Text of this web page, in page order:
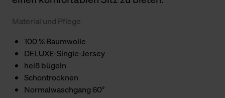
Material und Pflege
100 % Baumwolle
DELUXE-Single-Jersey
heiß bügeln
Schontrocknen
Normalwaschgang 60°